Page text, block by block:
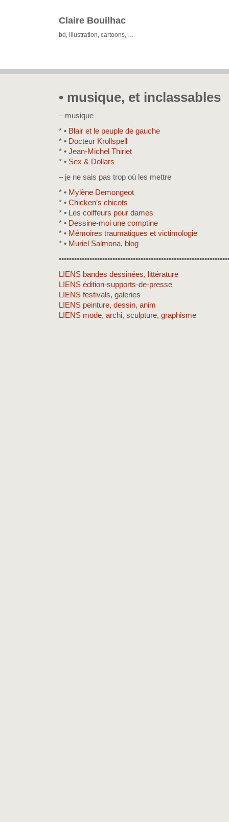
Claire Bouilhac
bd, illustration, cartoons, …
• musique, et inclassables
– musique
* • Blair et le peuple de gauche
* • Docteur Krollspell
* • Jean-Michel Thiriet
* • Sex & Dollars
– je ne sais pas trop où les mettre
* • Mylène Demongeot
* • Chicken’s chicots
* • Les coiffeurs pour dames
* • Dessine-moi une comptine
* • Mémoires traumatiques et victimologie
* • Muriel Salmona, blog
LIENS bandes dessinées, littérature
LIENS édition-supports-de-presse
LIENS festivals, galeries
LIENS peinture, dessin, anim
LIENS mode, archi, sculpture, graphisme